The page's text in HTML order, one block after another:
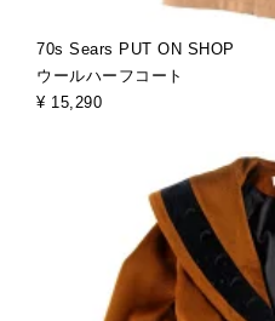
70s Sears PUT ON SHOP
ウールハーフコート
¥ 15,290